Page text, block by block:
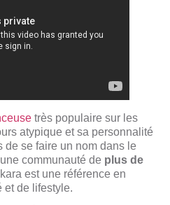
très populaire sur les
atypique et sa personnalité
se faire un nom dans le
communauté de plus de
est une référence en
et de lifestyle.